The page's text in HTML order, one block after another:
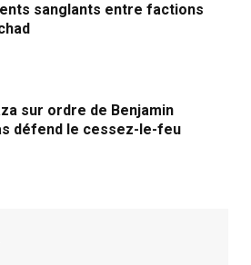
sanglants entre factions
sur ordre de Benjamin
défend le cessez-le-feu